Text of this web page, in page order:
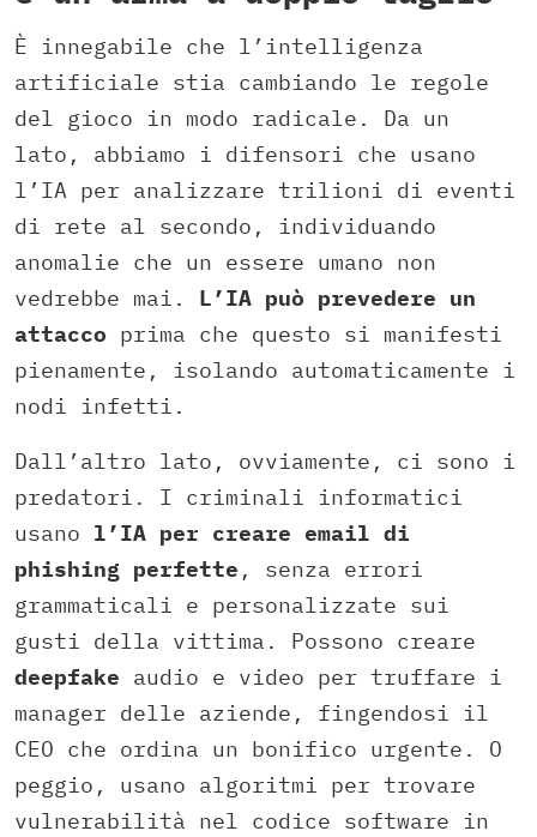
È innegabile che l’intelligenza
artificiale stia cambiando le regole
del gioco in modo radicale. Da un
lato, abbiamo i difensori che usano
l’IA per analizzare trilioni di eventi
di rete al secondo, individuando
anomalie che un essere umano non
vedrebbe mai. L’IA può prevedere un
attacco prima che questo si manifesti
pienamente, isolando automaticamente i
nodi infetti.
Dall’altro lato, ovviamente, ci sono i
predatori. I criminali informatici
usano l’IA per creare email di
phishing perfette , senza errori
grammaticali e personalizzate sui
gusti della vittima. Possono creare
deepfake audio e video per truffare i
manager delle aziende, fingendosi il
CEO che ordina un bonifico urgente. O
peggio, usano algoritmi per trovare
vulnerabilità nel codice software in